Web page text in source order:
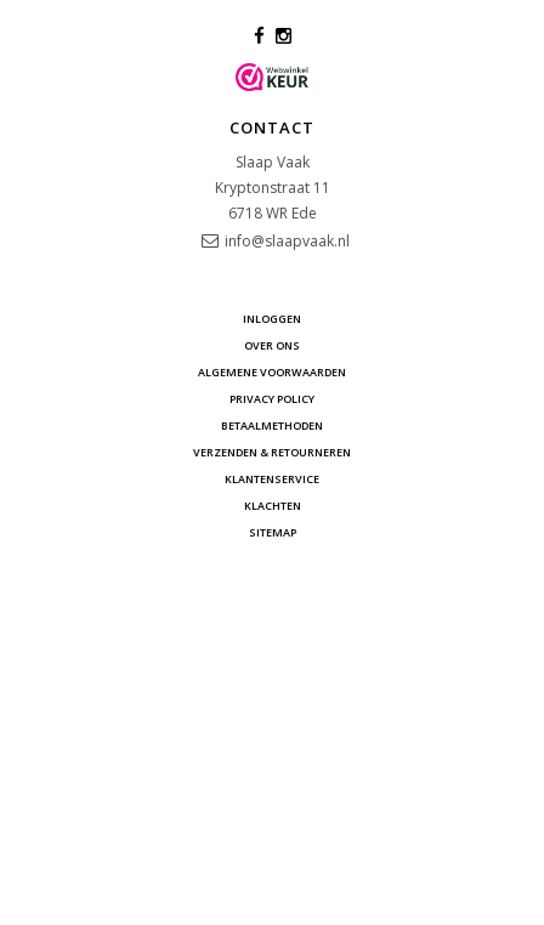
CONTACT
Slaap Vaak
Kryptonstraat 11
6718 WR Ede
info@slaapvaak.nl
INLOGGEN
OVER ONS
ALGEMENE VOORWAARDEN
PRIVACY POLICY
BETAALMETHODEN
VERZENDEN & RETOURNEREN
KLANTENSERVICE
KLACHTEN
SITEMAP